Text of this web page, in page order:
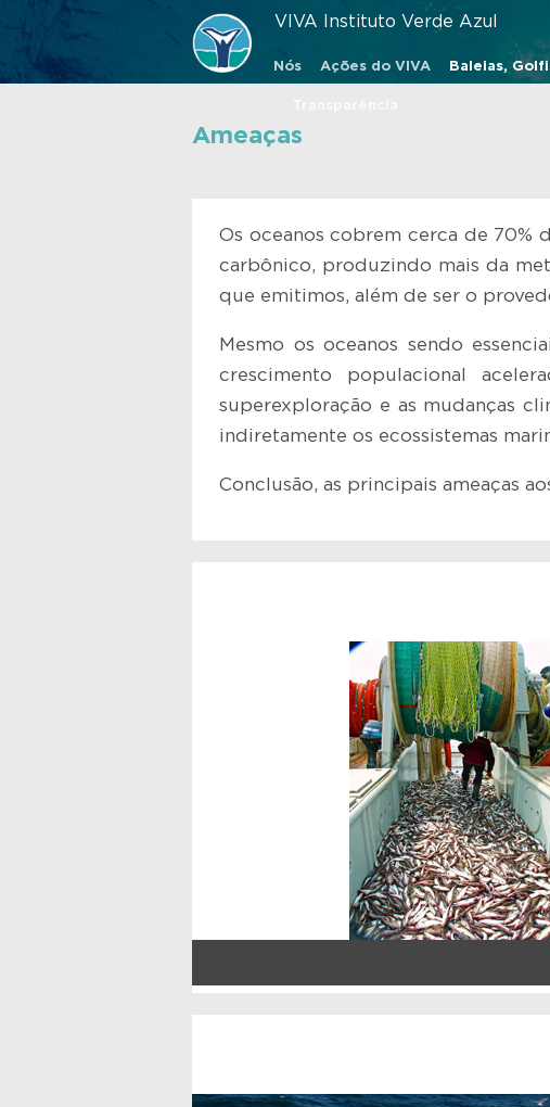
VIVA Instituto Verde Azul
Nós Ações do VIVA Baleias,
Ameaças
Os oceanos cobrem cerca de 70%
carbônico, produzindo mais da
que emitimos, além de ser o
Mesmo os oceanos sendo
crescimento populacional
superexploração e as mudanças
indiretamente os ecossistemas
Conclusão, as principais ameaças